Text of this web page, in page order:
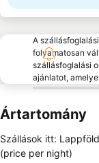
A
folyamatosan
szállásfoglalási
ajánlatot,
Ártartomány
Szállások itt:
(price per night)